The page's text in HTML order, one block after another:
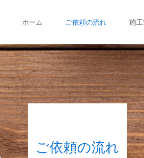
ホーム ご依頼の流れ 施
ご依頼の流れ